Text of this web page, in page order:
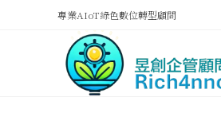
專業AIoT綠色數位轉型顧問